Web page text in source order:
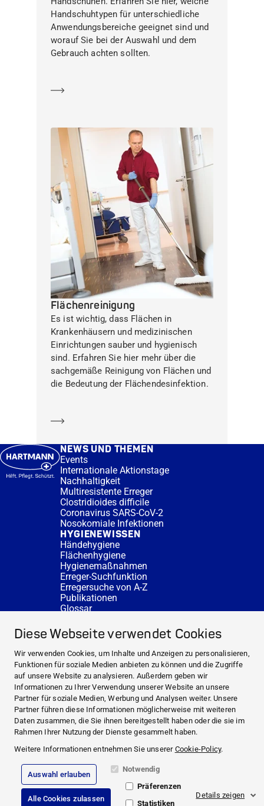
Diese Webseite verwendet Cookies
Wir verwenden Cookies, um Inhalte und Anzeigen zu personalisieren,
Funktionen für soziale Medien anbieten zu können und die Zugriffe
auf unsere Website zu analysieren. Außerdem geben wir
Informationen zu Ihrer Verwendung unserer Website an unsere
Partner für soziale Medien, Werbung und Analysen weiter. Unsere
Partner führen diese Informationen möglicherweise mit weiteren
Daten zusammen, die Sie ihnen bereitgestellt haben oder die sie im
Rahmen Ihrer Nutzung der Dienste gesammelt haben.
Weitere Informationen entnehmen Sie unserer Cookie-Policy.
Auswahl erlauben
Alle Cookies zulassen
Notwendig
Präferenzen
Statistiken
Details zeigen
Handschuhtypen für unterschiedliche
Anwendungsbereiche geeignet sind und
worauf Sie bei der Auswahl und dem
Gebrauch achten sollten.
Flächenreinigung
Es ist wichtig, dass Flächen in
Krankenhäusern und medizinischen
Einrichtungen sauber und hygienisch
sind. Erfahren Sie hier mehr über die
sachgemäße Reinigung von Flächen und
die Bedeutung der Flächendesinfektion.
NEWS UND THEMEN
Events
Internationale Aktionstage
Nachhaltigkeit
Multiresistente Erreger
Clostridioides difficile
Coronavirus SARS-CoV-2
Nosokomiale Infektionen
HYGIENEWISSEN
Händehygiene
Flächenhygiene
Hygienemaßnahmen
Erreger-Suchfunktion
Erregersuche von A-Z
Publikationen
Glossar
SERVICE
Fachberatung
DESINFACTS
Newsletter
Konzentrat-Rechner
Weiterführende Links
Über uns
Fachberatung
NEWS UND THEMEN
HYGIENEWISSEN
SERVICE
Rechtliche Hinweise
Compliance